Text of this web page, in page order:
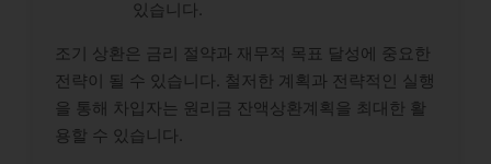
있습니다.
조기 상환은 금리 절약과 재무적 목표 달성에 중요한
전략이 될 수 있습니다. 철저한 계획과 전략적인 실행
을 통해 차입자는 원리금 잔액상환계획을 최대한 활
용할 수 있습니다.